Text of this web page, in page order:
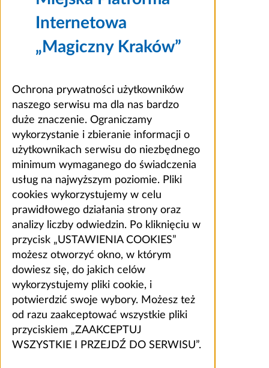
Internetowa
„Magiczny Kraków”
Ochrona prywatności użytkowników
naszego serwisu ma dla nas bardzo
duże znaczenie. Ograniczamy
wykorzystanie i zbieranie informacji o
użytkownikach serwisu do niezbędnego
minimum wymaganego do świadczenia
usług na najwyższym poziomie. Pliki
cookies wykorzystujemy w celu
prawidłowego działania strony oraz
analizy liczby odwiedzin. Po kliknięciu w
przycisk „USTAWIENIA COOKIES”
możesz otworzyć okno, w którym
dowiesz się, do jakich celów
wykorzystujemy pliki cookie, i
potwierdzić swoje wybory. Możesz też
od razu zaakceptować wszystkie pliki
przyciskiem „ZAAKCEPTUJ
WSZYSTKIE I PRZEJDŹ DO SERWISU”.